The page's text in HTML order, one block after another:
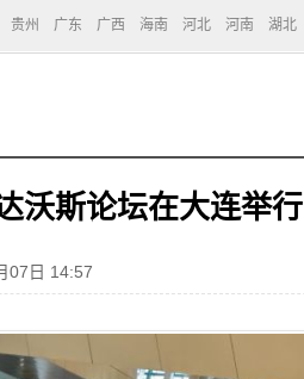
贵州 广东 广西 海南 河北 河南 湖北
沃斯论坛在大连举行
07日 14:57